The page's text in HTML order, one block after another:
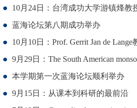
蓝海论坛第八期成功举办
本学期第一次蓝海论坛顺利举办
9月15日：从课本到科研的最前沿